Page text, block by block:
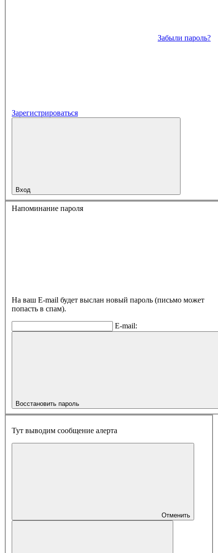
Забыли пароль?
Зарегистрироваться
Вход
Напоминание пароля
На ваш E-mail будет выслан новый пароль (письмо может
попасть в спам).
E-mail:
Восстановить пароль
Тут выводим сообщение алерта
Отменить